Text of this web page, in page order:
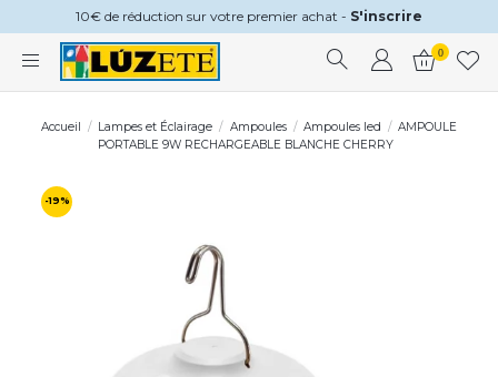
10€ de réduction sur votre premier achat - S'inscrire
0
Accueil Lampes et Éclairage Ampoules Ampoules led
AMPOULE
PORTABLE 9W RECHARGEABLE BLANCHE CHERRY
-19%